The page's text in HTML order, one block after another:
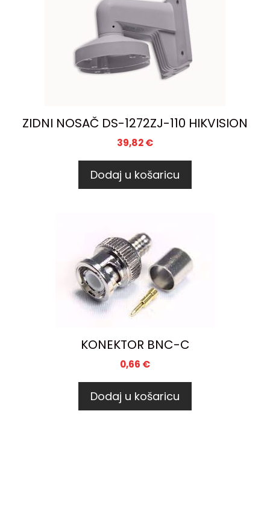
ZIDNI NOSAČ DS-1272ZJ-110 HIKVISION
39,82€
Dodaj u košaricu
KONEKTOR BNC-C
0,66 €
Dodaj u košaricu